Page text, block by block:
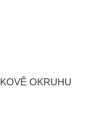
OKRUHU